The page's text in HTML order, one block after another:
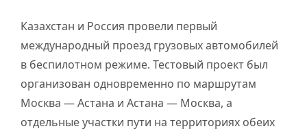
Казахстан и Россия провели первый
международный проезд грузовых автомобилей
в беспилотном режиме. Тестовый проект был
организован одновременно по маршрутам
Москва — Астана и Астана — Москва, а
отдельные участки пути на территориях обеих